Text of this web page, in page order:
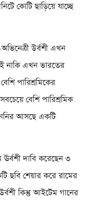
কোটি ছাড়িয়ে যাচ্ছে
উর্বশী এখন
নাকি এখন ভারতের
পারিশ্রমিকের
বেশি পারিশ্রমিক
আসছে একটি
দাবি করেছেন ৩
ছবি শেয়ার করে রামের
কিন্তু আইটেম গানের